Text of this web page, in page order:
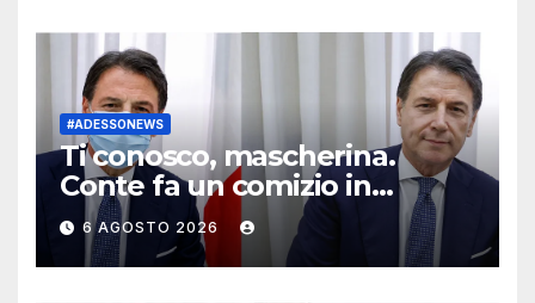
#ADESSONEWS
Ti conosco, mascherina.
Conte fa un comizio in
commissione Covid ma non
spiega errori e sospetti
6 AGOSTO 2026